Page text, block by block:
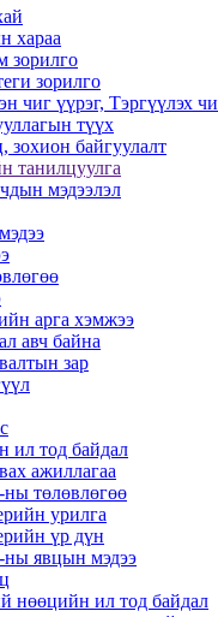
хараа
зорилго
зорилго
чиг үүрэг, Тэргүүлэх
түүх
зохион байгуулалт
танилцуулга
мэдээлэл
арга хэмжээ
авч байна
зар
ил тод байдал
ажиллагаа
төлөвлөгөө
урилга
үр дүн
явцын мэдээ
нөөцийн ил тод байдал